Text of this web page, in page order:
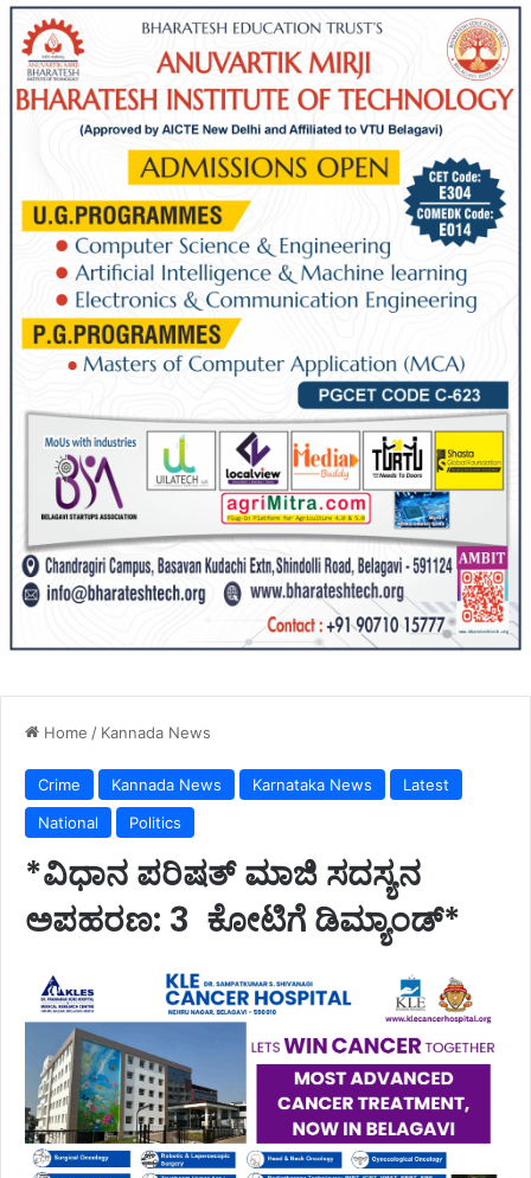
Home / Kannada News
Crime Kannada News Karnataka News
Latest
National
Politics
*ವಿಧಾನ ಪರಿಷತ್ ಮಾಜಿ ಸದಸ್ಯನ
ಅಪಹರಣ: 3 ಕೋಟಿಗೆ ಡಿಮ್ಯಾಂಡ್*